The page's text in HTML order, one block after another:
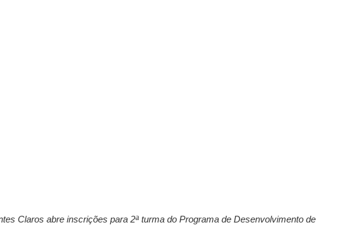
Claros abre inscrições para 2ª turma do Programa de Desenvolvimento de